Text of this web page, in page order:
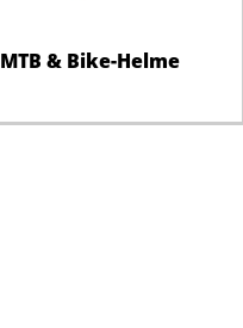
MTB & Bike-Helme